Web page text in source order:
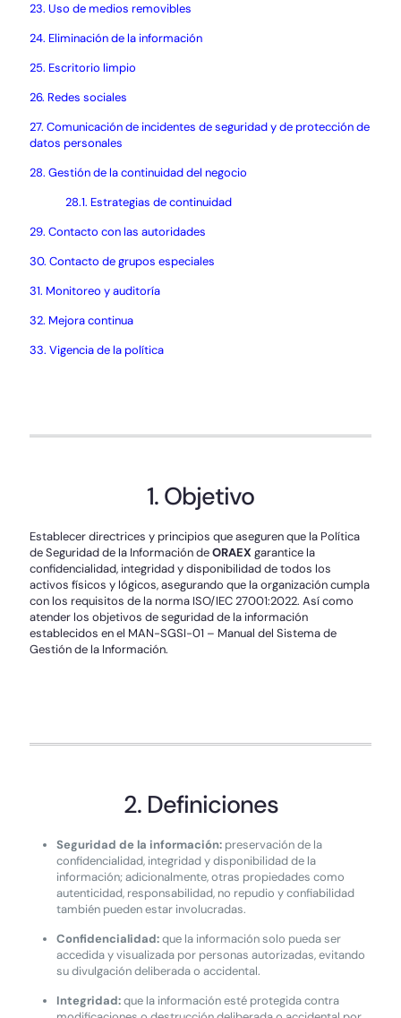
23. Uso de medios removibles
24. Eliminación de la información
25. Escritorio limpio
26. Redes sociales
27. Comunicación de incidentes de seguridad y de protección de
datos personales
28. Gestión de la continuidad del negocio
28.1. Estrategias de continuidad
29. Contacto con las autoridades
30. Contacto de grupos especiales
31. Monitoreo y auditoría
32. Mejora continua
33. Vigencia de la política
1. Objetivo
Establecer directrices y principios que aseguren que la Política
de Seguridad de la Información deORAEX garantice la
confidencialidad, integridad y disponibilidad de todos los
activos físicos y lógicos, asegurando que la organización cumpla
con los requisitos de la norma ISO/IEC 27001:2022. Así como
atender los objetivos de seguridad de la información
establecidos en el MAN-SGSI-01 – Manual del Sistema de
Gestión de la Información.
2. Definiciones
Seguridad de la información: preservación de la
confidencialidad, integridad y disponibilidad de la
información; adicionalmente, otras propiedades como
autenticidad, responsabilidad, no repudio y confiabilidad
también pueden estar involucradas.
Confidencialidad:que la información solo pueda ser
accedida y visualizada por personas autorizadas, evitando
su divulgación deliberada o accidental.
Integridad:que la información esté protegida contra